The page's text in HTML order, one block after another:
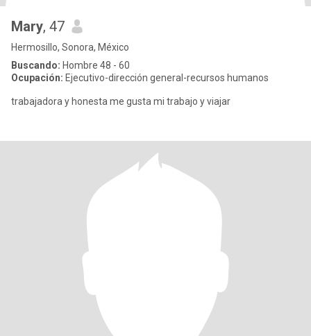
Mary, 47
Hermosillo, Sonora, México
Buscando: Hombre 48 - 60
Ocupación: Ejecutivo-dirección general-recursos humanos
trabajadora y honesta me gusta mi trabajo y viajar